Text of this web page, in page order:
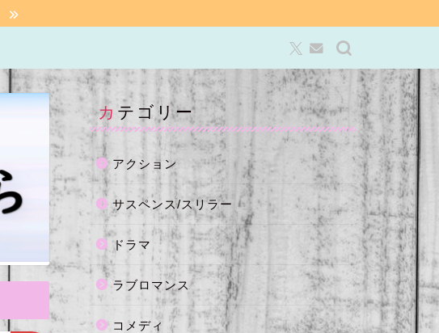
カテゴリー
アクション
サスペンス/スリラー
ドラマ
ラブロマンス
コメディ